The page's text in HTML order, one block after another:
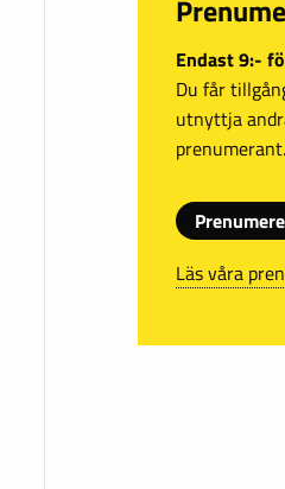
Endast 9:-
Du får
utnyttja
prenumerant.
Läs våra